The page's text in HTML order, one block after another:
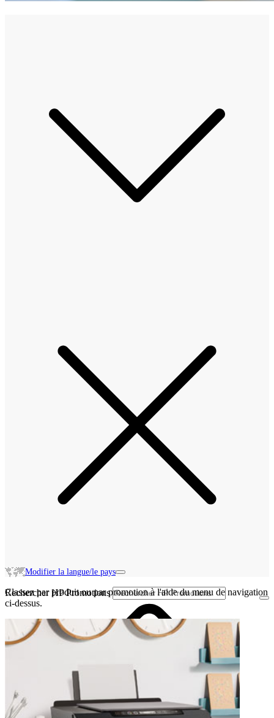
Modifier la langue/le pays
Rechercher HP Promotions
Classez par produit ou par promotion à l'aide du menu de navigation
ci-dessus.